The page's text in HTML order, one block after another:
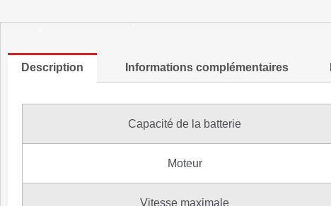
Description Informations complémentaires
Capacité de la batterie
Moteur
Vitesse maximale